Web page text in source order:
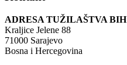
ADRESA TUŽILAŠTVA BIH
Kraljice Jelene 88
71000 Sarajevo
Bosna i Hercegovina